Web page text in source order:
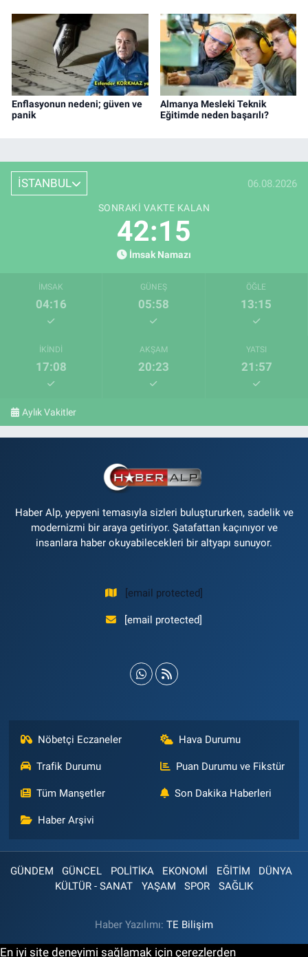
Enflasyonun nedeni; güven ve
panik
Almanya Mesleki Teknik
Eğitimde neden başarılı?
İSTANBUL 06.08.2026
SONRAKI VAKTE KALAN
42:15
İmsak Namazı
İMSAK
04:16
GÜNEŞ
05:58
ÖĞLE
13:15
İKINDI
17:08
AKŞAM
20:23
YATSI
21:57
Aylık Vakitler
Haber Alp, yepyeni temasıyla sizleri buluştururken, sadelik ve
modernizmi bir araya getiriyor. Şatafattan kaçınıyor ve
insanlara haber okuyabilecekleri bir altyapı sunuyor.
[email protected]
[email protected]
Nöbetçi Eczaneler Hava Durumu
Trafik Durumu Puan Durumu ve Fikstür
Tüm Manşetler Son Dakika Haberleri
Haber Arşivi
GÜNDEM GÜNCEL POLİTİKA EKONOMİ EĞİTİM
DÜNYA
KÜLTÜR - SANAT
YAŞAM SPOR SAĞLIK
Haber Yazılımı: TE Bilişim
En iyi site deneyimi sağlamak için çerezlerden